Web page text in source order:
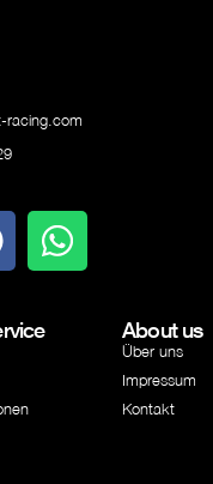
racing.com
About us
Über uns
Impressum
Kontakt